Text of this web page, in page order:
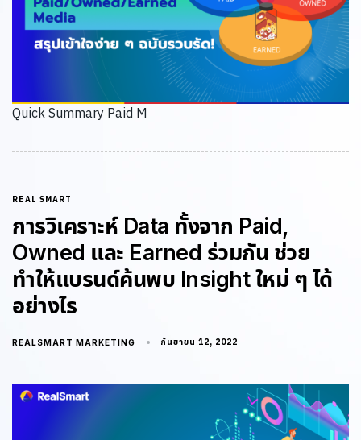
Quick Summary Paid M
REAL SMART
การวิเคราะห์ Data ทั้งจาก Paid,
Owned และ Earned ร่วมกัน ช่วย
ทำให้แบรนด์ค้นพบ Insight ใหม่ ๆ ได้
อย่างไร
REALSMART MARKETING กันยายน 12, 2022